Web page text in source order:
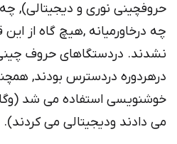
حروفچینی نوری و دیجیتالی), چه
چه درخاورمیانه ,هیچ گاه از
نشدند. دردستگاهای حروف
درهردوره دردسترس بودند,
خوشنویسی استفاده می شد
می دادند ودیجیتالی می کردند).